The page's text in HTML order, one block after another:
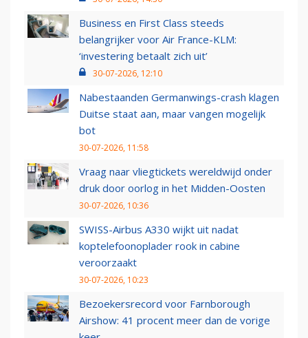
Business en First Class steeds
belangrijker voor Air France-KLM:
‘investering betaalt zich uit’
30-07-2026, 12:10
Nabestaanden Germanwings-crash klagen
Duitse staat aan, maar vangen mogelijk
bot
30-07-2026, 11:58
Vraag naar vliegtickets wereldwijd onder
druk door oorlog in het Midden-Oosten
30-07-2026, 10:36
SWISS-Airbus A330 wijkt uit nadat
koptelefoonoplader rook in cabine
veroorzaakt
30-07-2026, 10:23
Bezoekersrecord voor Farnborough
Airshow: 41 procent meer dan de vorige